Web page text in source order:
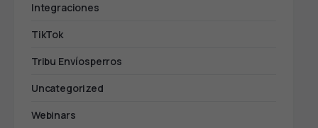
Integraciones
TikTok
Tribu Envíosperros
Uncategorized
Webinars